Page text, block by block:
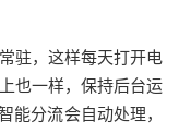
驻，这样每天打开电
也一样，保持后台运
能分流会自动处理，